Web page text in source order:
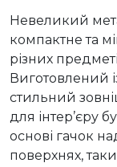
Невеликий
компактне та
різних
Виготовлений
стильний
для інтер’єру
основі гачок
поверхнях,